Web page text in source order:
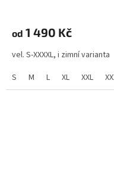
od 1 490 Kč
vel. S-XXXXL, i zimní varianta
S
M L XL XXL